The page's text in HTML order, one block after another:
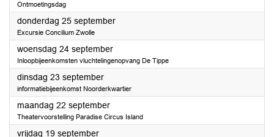
Ontmoetingsdag
donderdag 25 september2025
Excursie Concilium Zwolle
woensdag 24 september2025
Inloopbijeenkomsten vluchtelingenopvang De Tippe
dinsdag 23 september2025
informatiebijeenkomst Noorderkwartier
maandag 22 september2025
Theatervoorstelling Paradise Circus Island
vrijdag 19 september2025